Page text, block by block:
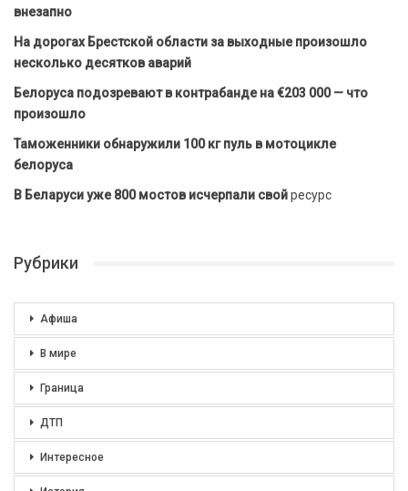
внезапно
На дорогах Брестской области за выходные произошло
несколько десятков аварий
Белоруса подозревают в контрабанде на €203 000 — что
произошло
Таможенники обнаружили 100 кг пуль в мотоцикле
белоруса
В Беларуси уже 800 мостов исчерпали свойресурс
Рубрики
Афиша
В мире
Граница
ДТП
Интересное